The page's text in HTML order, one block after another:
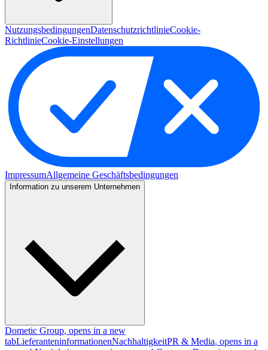
NutzungsbedingungenDatenschutzrichtlinieCookie-
RichtlinieCookie-Einstellungen
ImpressumAllgemeine Geschäftsbedingungen
Information zu unserem Unternehmen
Dometic Group, opens in a new
tabLieferanteninformationenNachhaltigkeitPR & Media, opens in a